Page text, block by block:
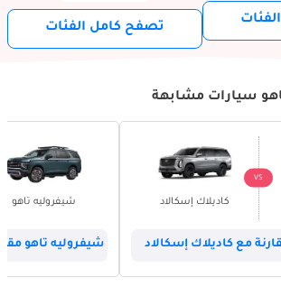
تصفح كامل الفئات
سيارات مشابهة
VS
كاديلاك إسكالاد
مع كاديلاك إسكالاد
شيفروليه تاهو
شيفروليه تاهو